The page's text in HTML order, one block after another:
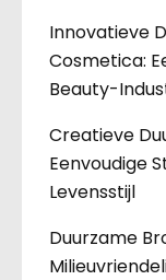
Innovatieve
Cosmetica:
Beauty-
Creatieve
Eenvoudige
Levensstijl
Duurzame